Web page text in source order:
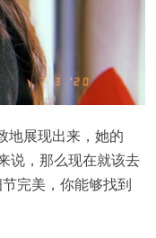
地展现出来，她的
说，那么现在就该去
完美，你能够找到